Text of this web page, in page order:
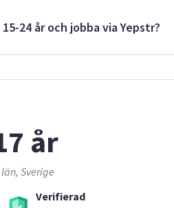
15-24 år och jobba via Yepstr?
år
Sverige
Verifierad